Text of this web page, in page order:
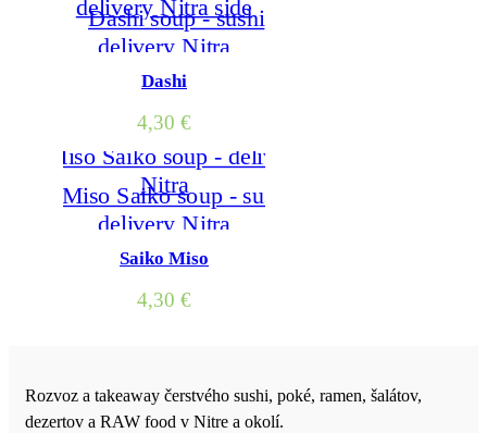
Dashi
4,30 €
Saiko Miso
4,30 €
Rozvoz a takeaway čerstvého sushi, poké, ramen, šalátov,
dezertov a RAW food v Nitre a okolí.